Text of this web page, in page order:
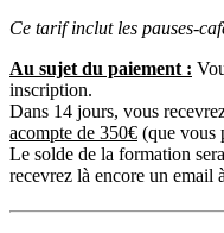
Ce tarif inclut les pauses-
Au sujet du paiement :
inscription.
Dans 14 jours, vous
acompte de 350€ (que vous
Le solde de la formation
recevrez là encore un email